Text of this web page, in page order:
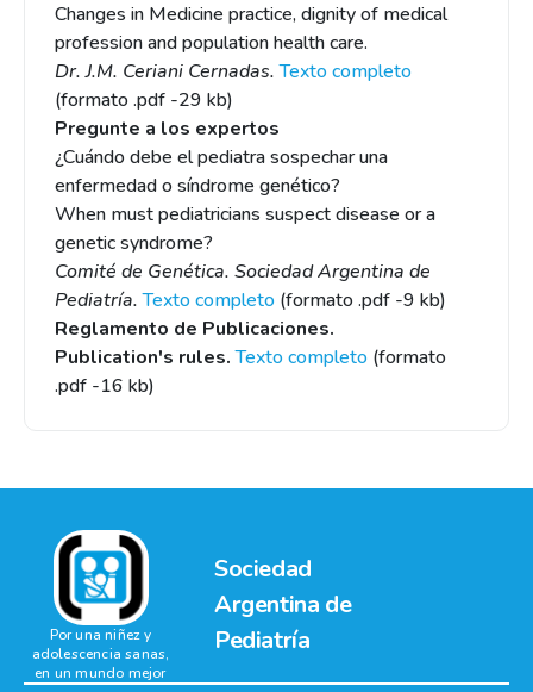
Changes in Medicine practice, dignity of medical
profession and population health care.
Dr. J.M. Ceriani Cernadas.Texto completo
(formato .pdf -29 kb)
Pregunte a los expertos
¿Cuándo debe el pediatra sospechar una
enfermedad o síndrome genético?
When must pediatricians suspect disease or a
genetic syndrome?
Comité de Genética. Sociedad Argentina de
Pediatría.Texto completo (formato .pdf -9 kb)
Reglamento de Publicaciones.
Publication's rules. Texto completo (formato
.pdf -16 kb)
Sociedad
Argentina de
Pediatría
Por una niñez y
adolescencia sanas,
en un mundo mejor